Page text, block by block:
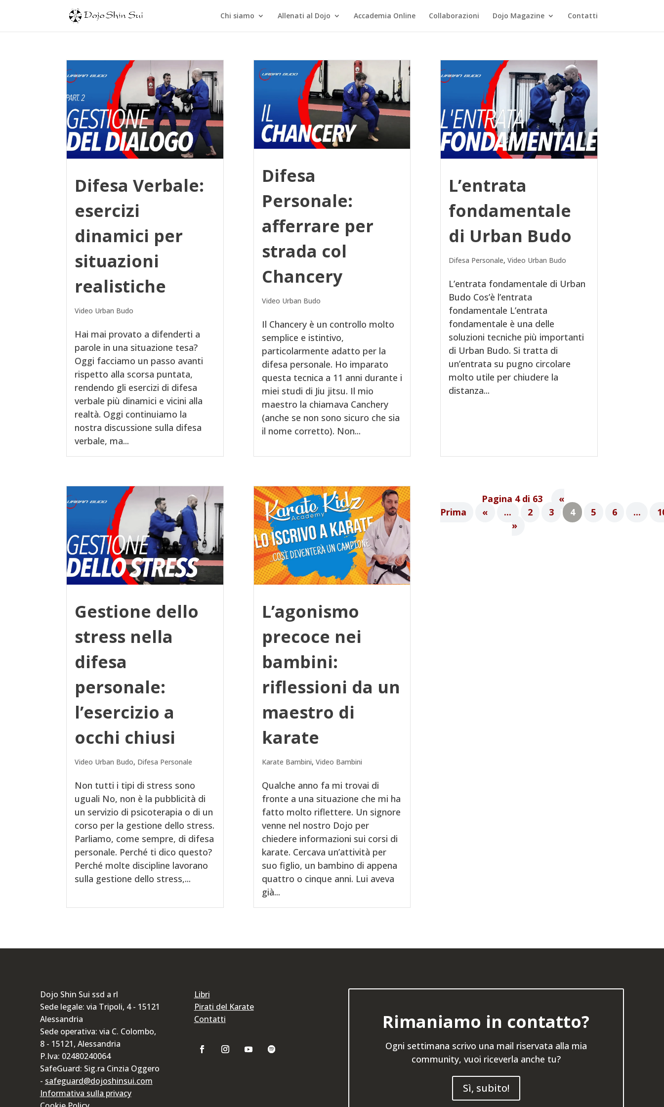
Chi siamo Allenati al Dojo Accademia Online Collaborazioni Dojo Magazine Contatti
Difesa Verbale:
esercizi
dinamici per
situazioni
realistiche
Video Urban Budo
Hai mai provato a difenderti a
parole in una situazione tesa?
Oggi facciamo un passo avanti
rispetto alla scorsa puntata,
rendendo gli esercizi di difesa
verbale più dinamici e vicini alla
realtà. Oggi continuiamo la
nostra discussione sulla difesa
verbale, ma...
Difesa
Personale:
afferrare per
strada col
Chancery
Video Urban Budo
Il Chancery è un controllo molto
semplice e istintivo,
particolarmente adatto per la
difesa personale. Ho imparato
questa tecnica a 11 anni durante i
miei studi di Jiu jitsu. Il mio
maestro la chiamava Canchery
(anche se non sono sicuro che sia
il nome corretto). Non...
L’entrata
fondamentale
di Urban Budo
Difesa Personale, Video Urban Budo
L’entrata fondamentale di Urban
Budo Cos’è l’entrata
fondamentale L’entrata
fondamentale è una delle
soluzioni tecniche più importanti
di Urban Budo. Si tratta di
un’entrata su pugno circolare
molto utile per chiudere la
distanza...
Gestione dello
stress nella
difesa
personale:
l’esercizio a
occhi chiusi
Video Urban Budo, Difesa Personale
Non tutti i tipi di stress sono
uguali No, non è la pubblicità di
un servizio di psicoterapia o di un
corso per la gestione dello stress.
Parliamo, come sempre, di difesa
personale. Perché ti dico questo?
Perché molte discipline lavorano
sulla gestione dello stress,...
L’agonismo
precoce nei
bambini:
riflessioni da un
maestro di
karate
Karate Bambini, Video Bambini
Qualche anno fa mi trovai di
fronte a una situazione che mi ha
fatto molto riflettere. Un signore
venne nel nostro Dojo per
chiedere informazioni sui corsi di
karate. Cercava un’attività per
suo figlio, un bambino di appena
quattro o cinque anni. Lui aveva
già...
Pagina 4 di 63
«
Prima
« ... 2 3 4 5 6 ...
»
Dojo Shin Sui ssd a rl
Sede legale: via Tripoli, 4 - 15121
Alessandria
Sede operativa: via C. Colombo,
8 - 15121, Alessandria
P.Iva: 02480240064
SafeGuard: Sig.ra Cinzia Oggero
- safeguard@dojoshinsui.com
Informativa sulla privacy
Libri
Pirati del Karate
Contatti
Rimaniamo in contatto?
Ogni settimana scrivo una mail riservata alla mia
community, vuoi riceverla anche tu?
Sì, subito!